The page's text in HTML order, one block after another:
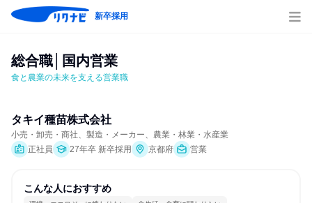
新卒採用
総合職│国内営業
食と農業の未来を支える営業職
タキイ種苗株式会社
小売・卸売・商社、製造・メーカー、農業・林業・水産業
正社員
27年卒 新卒採用 京都府 営業
こんな人におすすめ